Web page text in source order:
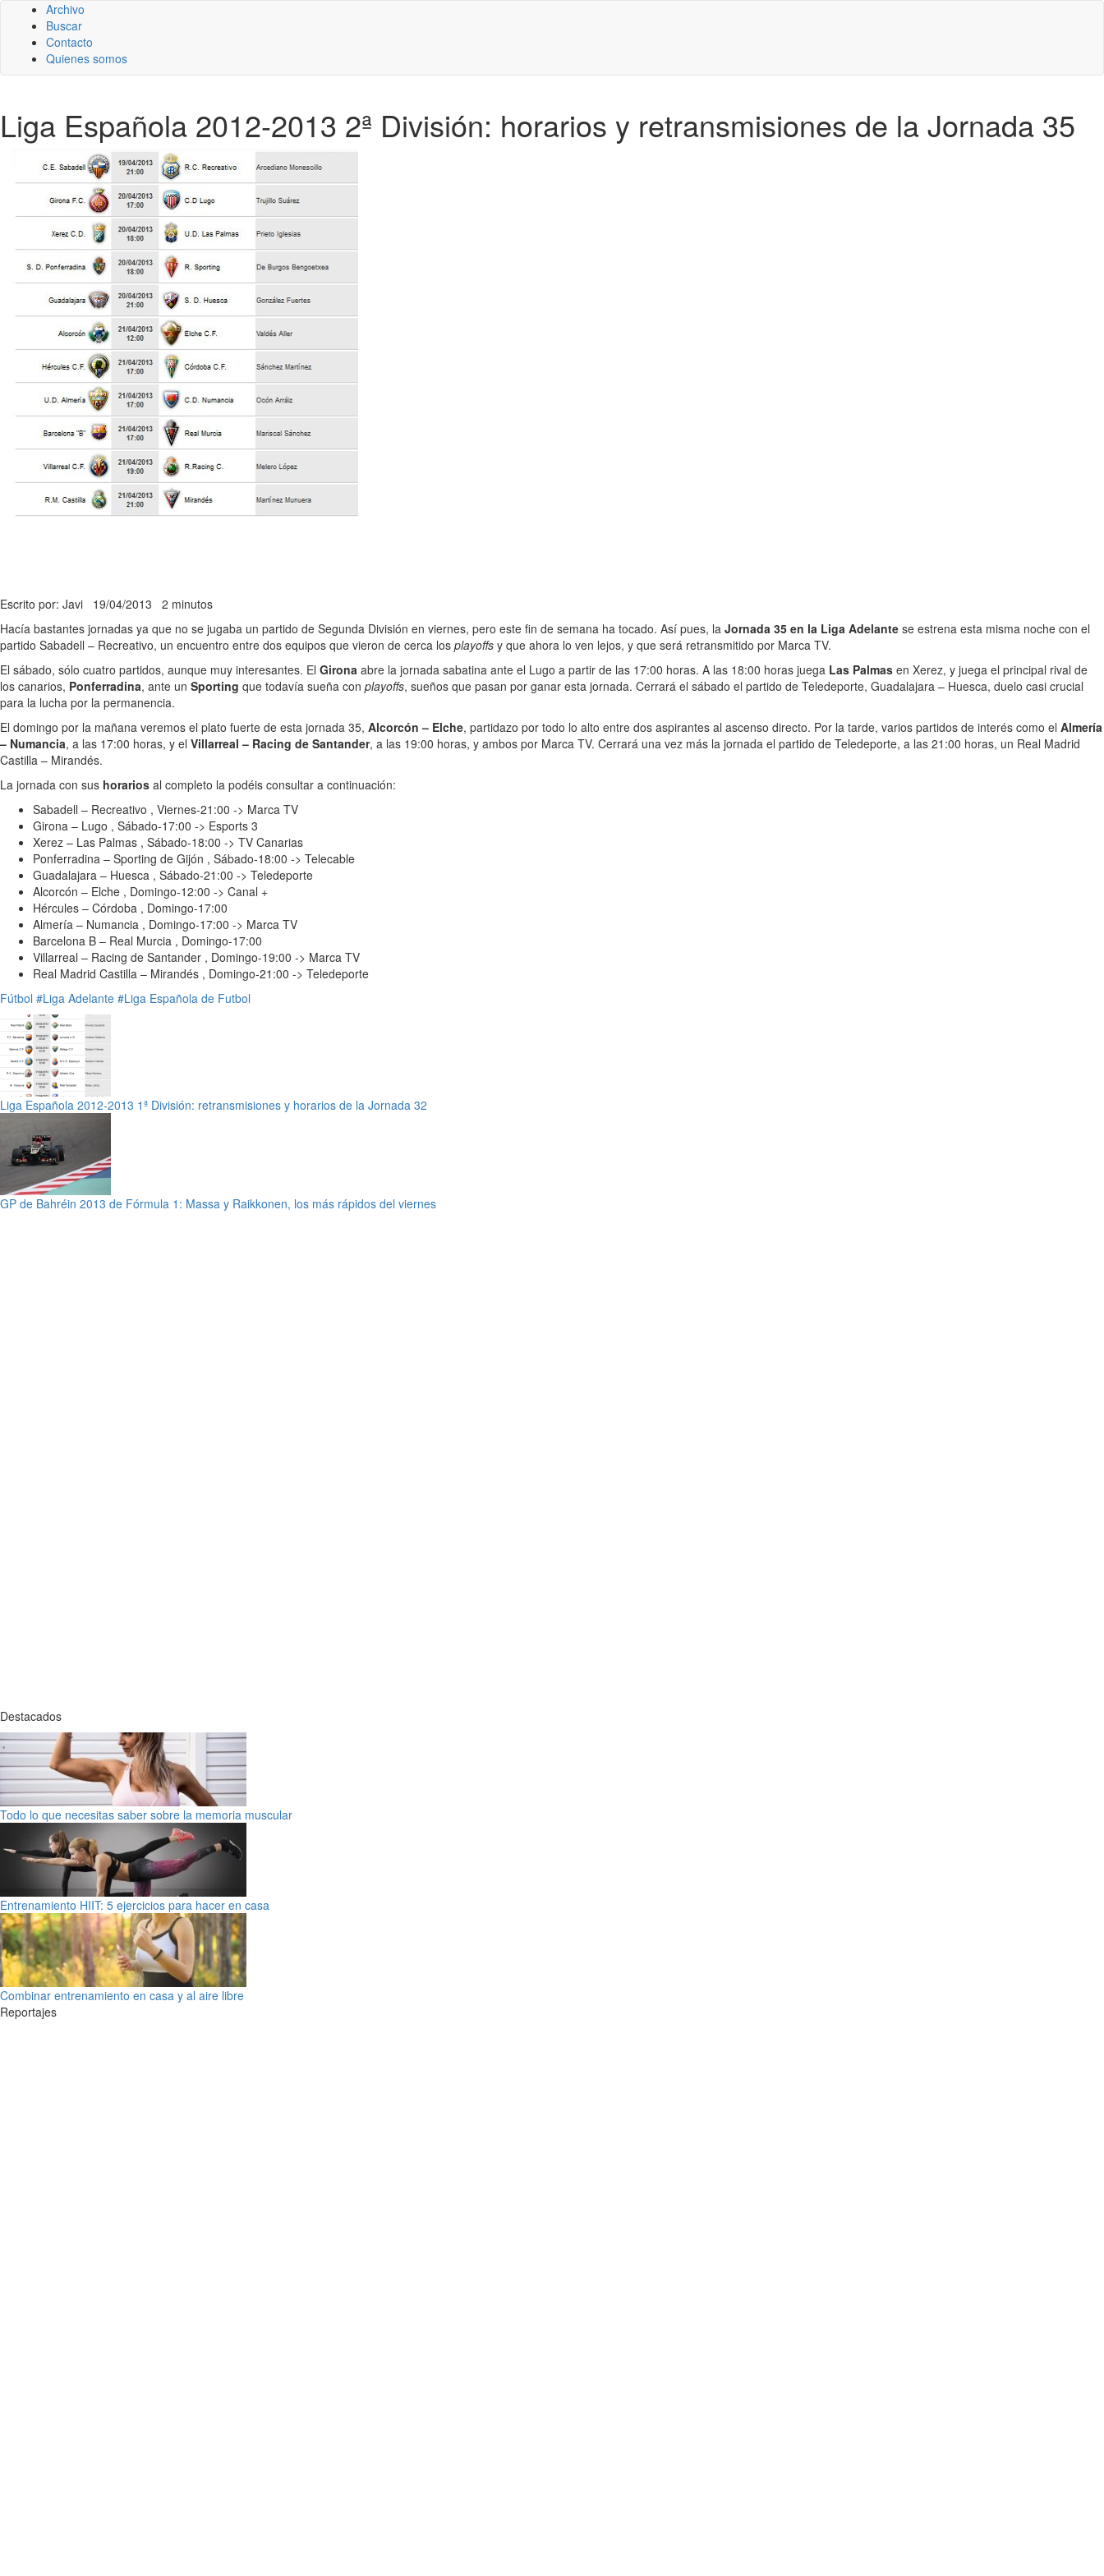
Archivo
Buscar
Contacto
Quienes somos
Liga Española 2012-2013 2ª División: horarios y retransmisiones de la Jornada 35
Escrito por: Javi 19/04/2013 2 minutos
Hacía bastantes jornadas ya que no se jugaba un partido de Segunda División en viernes, pero este fin de semana ha tocado. Así pues, la Jornada 35 en la Liga Adelante se estrena esta misma noche con el
partido Sabadell – Recreativo, un encuentro entre dos equipos que vieron de cerca los playoffs y que ahora lo ven lejos, y que será retransmitido por Marca TV.
El sábado, sólo cuatro partidos, aunque muy interesantes. El Girona abre la jornada sabatina ante el Lugo a partir de las 17:00 horas. A las 18:00 horas juega Las Palmas en Xerez, y juega el principal rival de
los canarios, Ponferradina, ante un Sporting que todavía sueña con playoffs, sueños que pasan por ganar esta jornada. Cerrará el sábado el partido de Teledeporte, Guadalajara – Huesca, duelo casi crucial
para la lucha por la permanencia.
El domingo por la mañana veremos el plato fuerte de esta jornada 35, Alcorcón – Elche, partidazo por todo lo alto entre dos aspirantes al ascenso directo. Por la tarde, varios partidos de interés como el Almería
– Numancia, a las 17:00 horas, y el Villarreal – Racing de Santander, a las 19:00 horas, y ambos por Marca TV. Cerrará una vez más la jornada el partido de Teledeporte, a las 21:00 horas, un Real Madrid
Castilla – Mirandés.
La jornada con sus horarios al completo la podéis consultar a continuación:
Sabadell – Recreativo , Viernes-21:00 -> Marca TV
Girona – Lugo , Sábado-17:00 -> Esports 3
Xerez – Las Palmas , Sábado-18:00 -> TV Canarias
Ponferradina – Sporting de Gijón , Sábado-18:00 -> Telecable
Guadalajara – Huesca , Sábado-21:00 -> Teledeporte
Alcorcón – Elche , Domingo-12:00 -> Canal +
Hércules – Córdoba , Domingo-17:00
Almería – Numancia , Domingo-17:00 -> Marca TV
Barcelona B – Real Murcia , Domingo-17:00
Villarreal – Racing de Santander , Domingo-19:00 -> Marca TV
Real Madrid Castilla – Mirandés , Domingo-21:00 -> Teledeporte
Fútbol #Liga Adelante #Liga Española de Futbol
Liga Española 2012-2013 1ª División: retransmisiones y horarios de la Jornada 32
GP de Bahréin 2013 de Fórmula 1: Massa y Raikkonen, los más rápidos del viernes
Destacados
Todo lo que necesitas saber sobre la memoria muscular
Entrenamiento HIIT: 5 ejercicios para hacer en casa
Combinar entrenamiento en casa y al aire libre
Reportajes